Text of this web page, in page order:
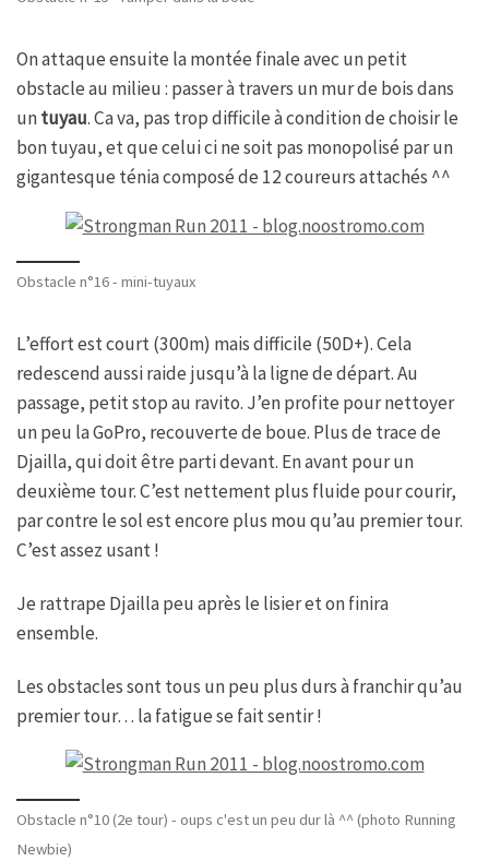
On attaque ensuite la montée finale avec un petit
obstacle au milieu : passer à travers un mur de bois dans
untuyau. Ca va, pas trop difficile à condition de choisir le
bon tuyau, et que celui ci ne soit pas monopolisé par un
gigantesque ténia composé de 12 coureurs attachés ^^
Obstacle n°16 - mini-tuyaux
L’effort est court (300m) mais difficile (50D+). Cela
redescend aussi raide jusqu’à la ligne de départ. Au
passage, petit stop au ravito. J’en profite pour nettoyer
un peu la GoPro, recouverte de boue. Plus de trace de
Djailla, qui doit être parti devant. En avant pour un
deuxième tour. C’est nettement plus fluide pour courir,
par contre le sol est encore plus mou qu’au premier tour.
C’est assez usant !
Je rattrape Djailla peu après le lisier et on finira
ensemble.
Les obstacles sont tous un peu plus durs à franchir qu’au
premier tour… la fatigue se fait sentir !
Obstacle n°10 (2e tour) - oups c'est un peu dur là ^^ (photo Running
Newbie)